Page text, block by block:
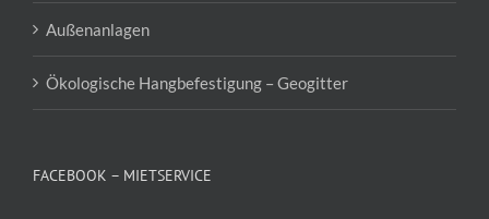
Außenanlagen
Ökologische Hangbefestigung – Geogitter
FACEBOOK – MIETSERVICE